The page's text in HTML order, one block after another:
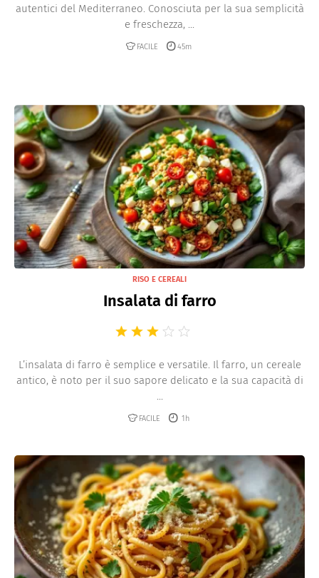
autentici del Mediterraneo. Conosciuta per la sua semplicità
e freschezza, ...
FACILE 45m
RISO E CEREALI
Insalata di farro
L’insalata di farro è semplice e versatile. Il farro, un cereale
antico, è noto per il suo sapore delicato e la sua capacità di
FACILE 1h